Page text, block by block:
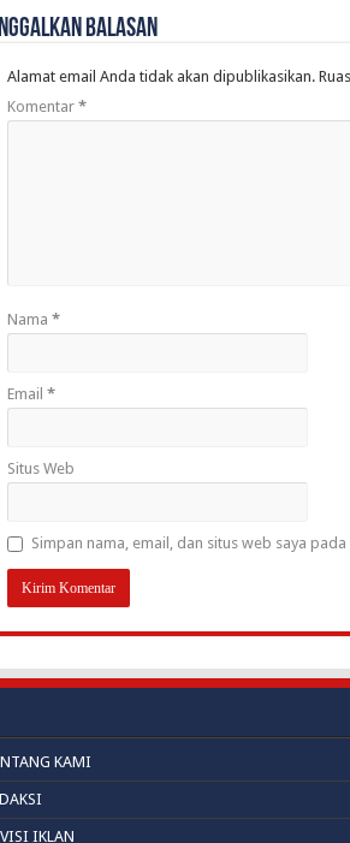
Balasan
Alamat email Anda tidak akan dipublikasikan.
Komentar *
Nama *
Email *
Situs Web
Simpan nama, email, dan situs web saya
KAMI
IKLAN